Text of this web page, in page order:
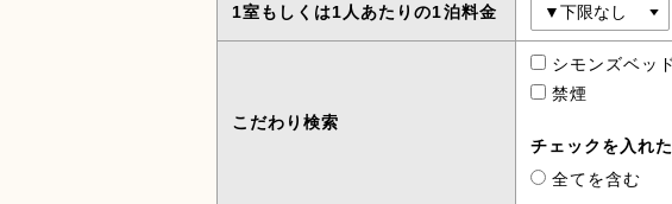
1室もしくは1人あたりの1泊料金
こだわり検索
シモンズベ
禁煙
チェックを入れ
全てを含む